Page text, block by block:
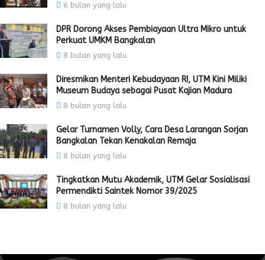
6 bulan yang lalu
DPR Dorong Akses Pembiayaan Ultra Mikro untuk
Perkuat UMKM Bangkalan
8 bulan yang lalu
Diresmikan Menteri Kebudayaan RI, UTM Kini Miliki
Museum Budaya sebagai Pusat Kajian Madura
8 bulan yang lalu
Gelar Turnamen Volly, Cara Desa Larangan Sorjan
Bangkalan Tekan Kenakalan Remaja
8 bulan yang lalu
Tingkatkan Mutu Akademik, UTM Gelar Sosialisasi
Permendikti Saintek Nomor 39/2025
8 bulan yang lalu